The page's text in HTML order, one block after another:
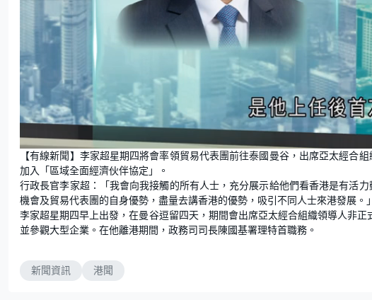
U
n
m
u
t
e
o
a
d
:
7
5
.
6
8
%
【有線新聞】李家超星期四將會率領貿易代表團前往泰國曼谷，出席亞太經合
加入「區域全面經濟伙伴協定」。
行政長官李家超：「我會向我接觸的所有人士，充分展示給他們看香港是有活
機會及貿易代表團的自身優勢，盡量去講香港的優勢，吸引不同人士來港發展。」
李家超星期四早上出發，在曼谷逗留四天，期間會出席亞太經合組織領導人非
並參觀大型企業。在他離港期間，政務司司長陳國基署理特首職務。
新聞資訊 港聞